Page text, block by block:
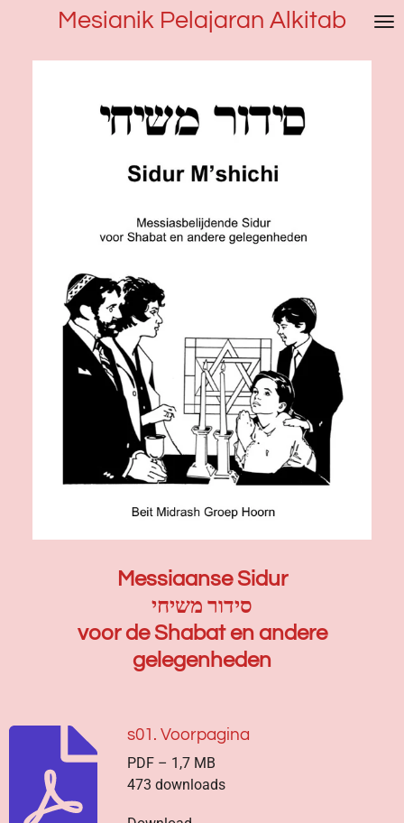
naar
Mesianik Pelajaran Alkitab
Messiaanse Sidur
סידור משיחי
voor de Shabat en andere
gelegenheden
s01. Voorpagina
PDF – 1,7 MB
473 downloads